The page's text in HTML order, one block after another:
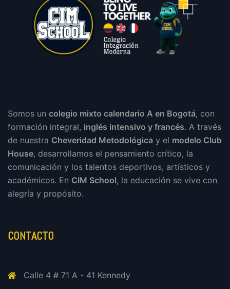
Somos un colegio mixto calendario A en Bogotá, con
formación integral, inglés intensivo y francés. A través
de nuestra Cheveridad Metodológica y el modelo Club
House, desarrollamos el pensamiento crítico, la
comunicación y los talentos deportivos, artísticos y
académicos. En CIM School, la educación se vive con
alegría y propósito.
CONTACTO
Calle 4 # 71 A - 41 Kennedy